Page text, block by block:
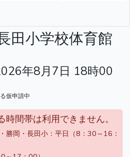
田小学校体育館
年8月7日 18時00
仮申請中
間帯は利用できません。
勝岡・長田小：平日（8：30～16：